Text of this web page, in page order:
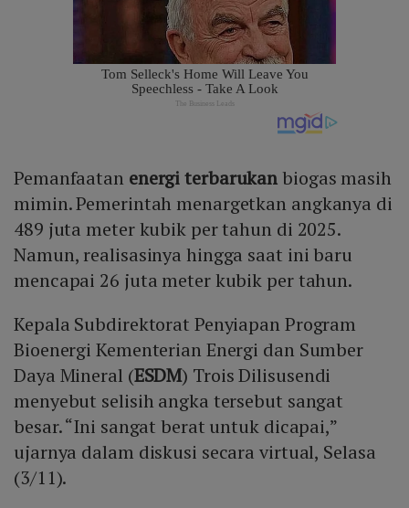
Pemanfaatan energi terbarukanbiogas masih
mimin. Pemerintah menargetkan angkanya di
489 juta meter kubik per tahun di 2025.
Namun, realisasinya hingga saat ini baru
mencapai 26 juta meter kubik per tahun.
Kepala Subdirektorat Penyiapan Program
Bioenergi Kementerian Energi dan Sumber
Daya Mineral (ESDM) Trois Dilisusendi
menyebut selisih angka tersebut sangat
besar. “Ini sangat berat untuk dicapai,”
ujarnya dalam diskusi secara virtual, Selasa
(3/11).